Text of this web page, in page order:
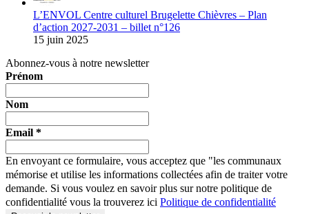
L’ENVOL Centre culturel Brugelette Chièvres – Plan
d’action 2027-2031 – billet n°126
15 juin 2025
Abonnez-vous à notre newsletter
Prénom
Nom
Email *
En envoyant ce formulaire, vous acceptez que "les communaux
mémorise et utilise les informations collectées afin de traiter votre
demande. Si vous voulez en savoir plus sur notre politique de
confidentialité vous la trouverez ici Politique de confidentialité